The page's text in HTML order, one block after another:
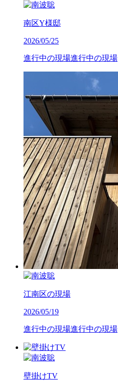
南区Y様邸
2026/05/25
進行中の現場進行中の現場
江南区の現場
2026/05/19
進行中の現場進行中の現場
壁掛けTV